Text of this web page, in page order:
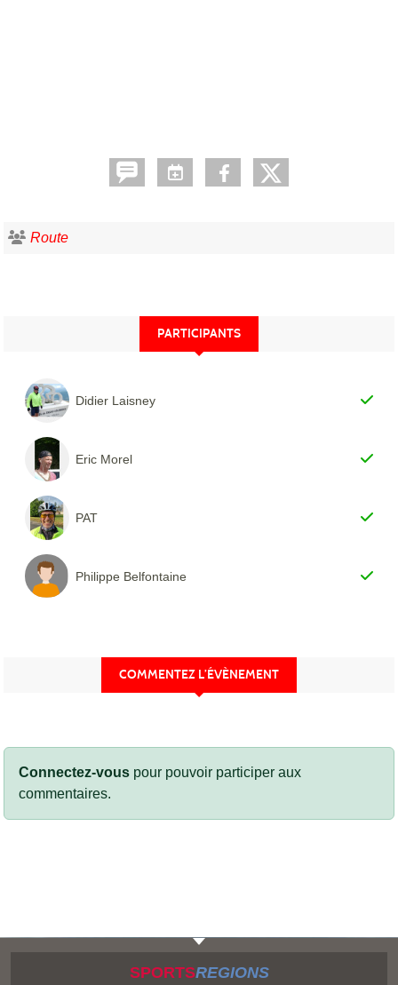
Route
PARTICIPANTS
Didier Laisney
Eric Morel
PAT
Philippe Belfontaine
COMMENTEZ L’ÉVÈNEMENT
Connectez-vous pour pouvoir participer aux
commentaires.
SPORTSREGIONS